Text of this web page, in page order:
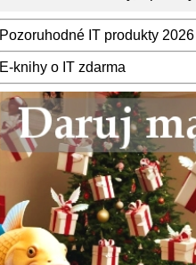
Pozoruhodné IT produkty 2026
E-knihy o IT zdarma